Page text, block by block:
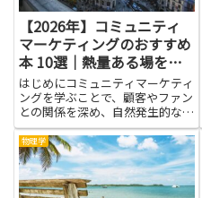
【2026年】コミュニティ
マーケティングのおすすめ
本 10選｜熱量ある場を作
る
はじめにコミュニティマーケティ
ングを学ぶことで、顧客やファン
との関係を深め、自然発生的な支
持や良い評判を育てる力が身につ
きます。本記事で紹介する書籍群
は、場づくりの基本から参加者の
心理、運営の実務、オンラインと
オフラインをつなぐ具体的な手
物理学